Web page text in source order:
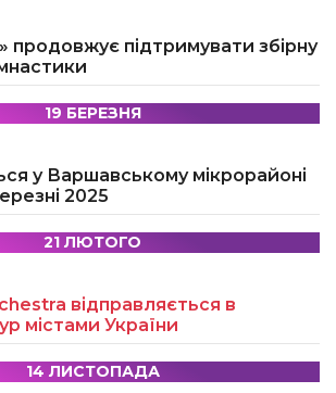
продовжує підтримувати збірну
19 БЕРЕЗНЯ
у Варшавському мікрорайоні
2025
21 ЛЮТОГО
відправляється в
містами України
14 ЛИСТОПАДА